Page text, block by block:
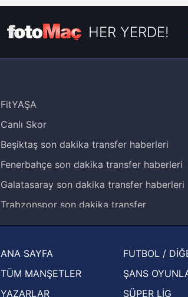
HER YERDE!
FitYAŞA
Canlı Skor
Beşiktaş son dakika transfer haberleri
Fenerbahçe son dakika transfer haberleri
Galatasaray son dakika transfer haberleri
Trabzonspor son dakika transfer
Ziraat Türkiye Kupası haberleri
UEFA Şampiyonlar Ligi haberleri
ANA SAYFA
TÜM MANŞETLER
YAZARLAR
FUTBOL /
ŞANS
SÜPER LİG